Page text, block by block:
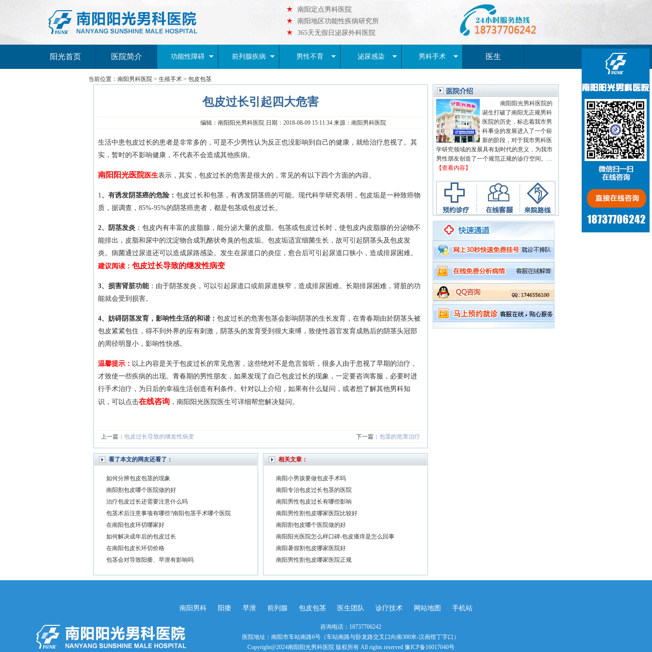
南阳定点男科医院
南阳地区功能性疾病研究所
365天无假日泌尿外科医院
阳光首页 医院简介 功能性障碍 前列腺疾病 男性不育 泌尿感染 男科手术 医生
当前位置： 南阳男科医院 > 生殖手术 > 包皮包茎
包皮过长引起四大危害
编辑：南阳阳光男科医院 日期：2018-08-09 15:11:34 来源：南阳男科医院
生活中患包皮过长的患者是非常多的，可是不少男性认为反正也没影响到自己的健康，就给治疗忽视了。其
实，暂时的不影响健康，不代表不会造成其他疾病。
南阳阳光医院医生表示，其实，包皮过长的危害是很大的，常见的有以下四个方面的内容。
1、有诱发阴茎癌的危险： 包皮过长和包茎，有诱发阴茎癌的可能。现代科学研究表明，包皮垢是一种致癌物
质，据调查，85%-95%的阴茎癌患者，都是包茎或包皮过长。
2、阴茎发炎 ：包皮内有丰富的皮脂腺，能分泌大量的皮脂。包茎或包皮过长时，使包皮内皮脂腺的分泌物不
能排出，皮脂和尿中的沈淀物合成乳酪状奇臭的包皮垢。包皮垢适宜细菌生长，故可引起阴茎头及包皮发
炎。病菌通过尿道还可以造成尿路感染。发生在尿道口的炎症，愈合后可引起尿道口狭小，造成排尿困难。
建议阅读： 包皮过长导致的继发性病变
3、损害肾脏功能：由于阴茎发炎，可以引起尿道口或前尿道狭窄，造成排尿困难。长期排尿困难，肾脏的功
能就会受到损害。
4、妨碍阴茎发育，影响性生活的和谐： 包皮过长的危害包茎会影响阴茎的生长发育，在青春期由於阴茎头被
包皮紧紧包住，得不到外界的应有刺激，阴茎头的发育受到很大束缚，致使性器官发育成熟后的阴茎头冠部
的周径明显小，影响性快感。
温馨提示： 以上内容是关于包皮过长的常见危害，这些绝对不是危言耸听，很多人由于忽视了早期的治疗，
才致使一些疾病的出现。青春期的男性朋友，如果发现了自己包皮过长的现象，一定要咨询客服，必要时进
行手术治疗，为日后的幸福生活创造有利条件。针对以上介绍，如果有什么疑问，或者想了解其他男科知
识，可以点击在线咨询 ，南阳阳光医院医生可详细帮您解决疑问。
上一篇： 包皮过长导致的继发性病变 下一篇： 包茎的危害治疗
看了本文的网友还看了：
如何分辨包皮包茎的现象
南阳割包皮哪个医院做的好
治疗包皮过长还需要注意什么吗
包茎术后注意事项有哪些?南阳包茎手术哪个医院
在南阳包皮环切哪家好
如何解决成年后的包皮过长
在南阳包皮长环切价格
包茎会对导致阳痿、早泄有影响吗
相关文章：
南阳小男孩要做包皮手术吗
南阳专治包皮过长包茎的医院
南阳男性包皮过长有哪些影响
南阳男性割包皮哪家医院比较好
南阳割包皮哪个医院做的好
南阳阳光医院怎么样口碑-包皮瘙痒是怎么回事
南阳暑假割包皮哪家医院好
南阳男性割包皮哪家医院正规
南阳阳光男科医院的
诞生打破了南阳无正规男科
医院的历史，标志着我市男
科事业的发展进入了一个崭
新的阶段，对于我市男科医
学研究领域的发展具有划时代的意义，为我市
男性朋友创造了一个规范正规的诊疗空间。…
【查看内容】
南阳男科 阳痿 早泄 前列腺 包皮包茎 医生团队 诊疗技术 网站地图 手机站
咨询电话：18737706242
医院地址：南阳市车站南路6号（车站南路与卧龙路交叉口向南300米-汉画馆丁字口）
Copyright@2024南阳阳光男科医院 版权所有 All rights reserved 豫ICP备16017040号